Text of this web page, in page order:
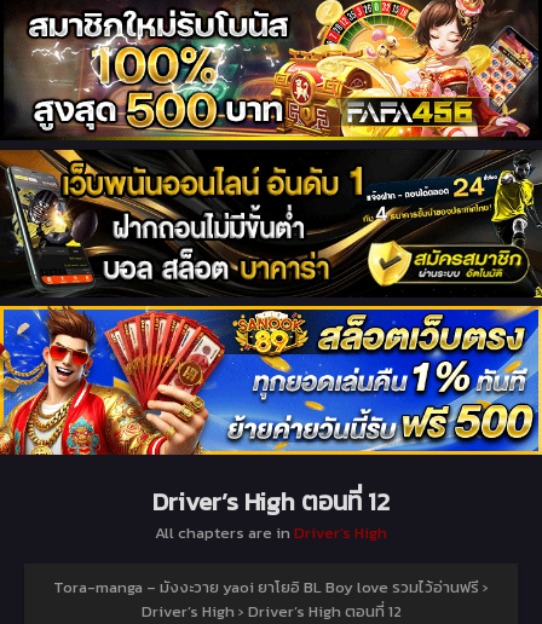
Driver’s High ตอนที่ 12
All chapters are in Driver’s High
Tora-manga – มังงะวาย yaoi ยาโยอิ BL Boy love รวมไว้อ่านฟรี ›
Driver’s High › Driver’s High ตอนที่ 12